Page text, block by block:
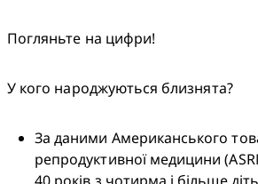
Погляньте на цифри!
У кого народжуються близнята?
За даними Американського
репродуктивної медицини